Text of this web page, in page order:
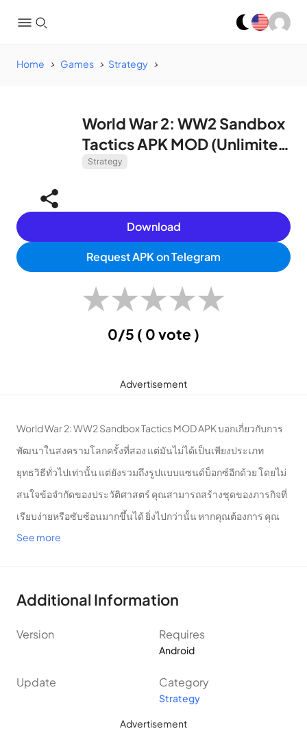
Home Games Strategy
World War 2: WW2 Sandbox
Tactics APK MOD (Unlimited
Money/Medals) v314
Strategy
Download
Request APK on Telegram
★★★★★
0/5 ( 0 vote )
Advertisement
World War 2: WW2 Sandbox Tactics MOD APK บอกเกี่ยวกับการ
พัฒนาในสงครามโลกครั้งที่สอง แต่มันไม่ได้เป็นเพียงประเภท
ยุทธวิธีทั่วไปเท่านั้น แต่ยังรวมถึงรูปแบบแซนด์บ็อกซ์อีกด้วย โดยไม่
สนใจข้อจำกัดของประวัติศาสตร์ คุณสามารถสร้างชุดของภารกิจที่
เรียบง่ายหรือซับซ้อนมากขึ้นได้ ยิ่งไปกว่านั้น หากคุณต้องการ คุณ
สามารถสร้างอำนาจทางการเมืองใหม่เพื่อพิชิตกองทัพยุโรปทั้งหมด
See more
Additional Information
Version Requires
Android
Update Category
Strategy
Advertisement